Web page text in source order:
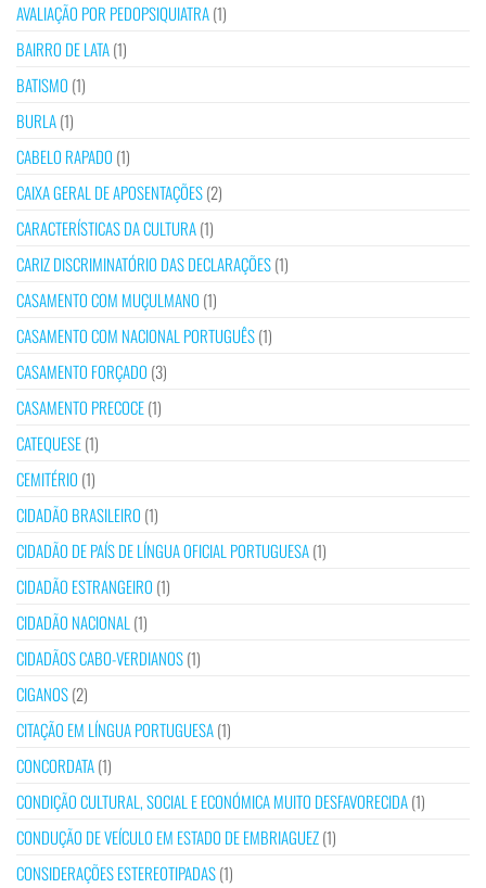
AVALIAÇÃO POR PEDOPSIQUIATRA(1)
BAIRRO DE LATA(1)
BATISMO (1)
BURLA(1)
CABELO RAPADO (1)
CAIXA GERAL DE APOSENTAÇÕES(2)
CARACTERÍSTICAS DA CULTURA(1)
CARIZ DISCRIMINATÓRIO DAS DECLARAÇÕES(1)
CASAMENTO COM MUÇULMANO (1)
CASAMENTO COM NACIONAL PORTUGUÊS(1)
CASAMENTO FORÇADO (3)
CASAMENTO PRECOCE(1)
CATEQUESE(1)
CEMITÉRIO (1)
CIDADÃO BRASILEIRO (1)
CIDADÃO DE PAÍS DE LÍNGUA OFICIAL PORTUGUESA(1)
CIDADÃO ESTRANGEIRO (1)
CIDADÃO NACIONAL (1)
CIDADÃOS CABO-VERDIANOS(1)
CIGANOS(2)
CITAÇÃO EM LÍNGUA PORTUGUESA(1)
CONCORDATA(1)
CONDIÇÃO CULTURAL, SOCIAL E ECONÓMICA MUITO DESFAVORECIDA(1)
CONDUÇÃO DE VEÍCULO EM ESTADO DE EMBRIAGUEZ(1)
CONSIDERAÇÕES ESTEREOTIPADAS(1)